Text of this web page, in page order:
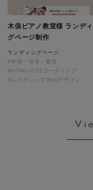
木俣ピアノ教室様 ランデ
グページ制作
ランディングページ
#学校・保育・教育
#HTML/CSSコーディング
#レスポンシブWebデザイン